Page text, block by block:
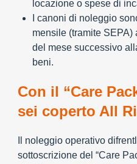
locazione o spese di
I canoni di noleggio
mensile (tramite
del mese successivo
beni.
Con il “Care
sei coperto All
Il noleggio operativo
sottoscrizione del “Care